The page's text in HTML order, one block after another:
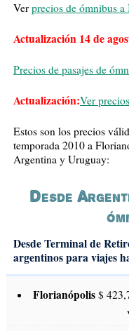
Verprecios de ómnibus
Actualización 14 de
Precios de pasajes de
Actualización:Ver
Estos son los precios
temporada 2010 a
Argentina y Uruguay:
Desde
Desde Terminal de
argentinos para viajes
Florianópolis $